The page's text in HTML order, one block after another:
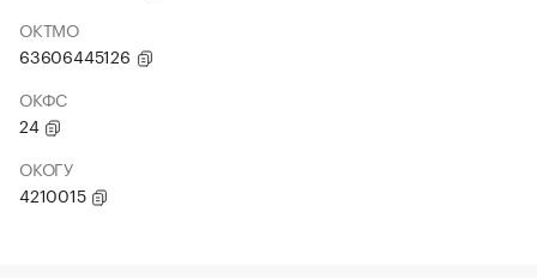
ОКТМО
63606445126
ОКФС
24
ОКОГУ
4210015